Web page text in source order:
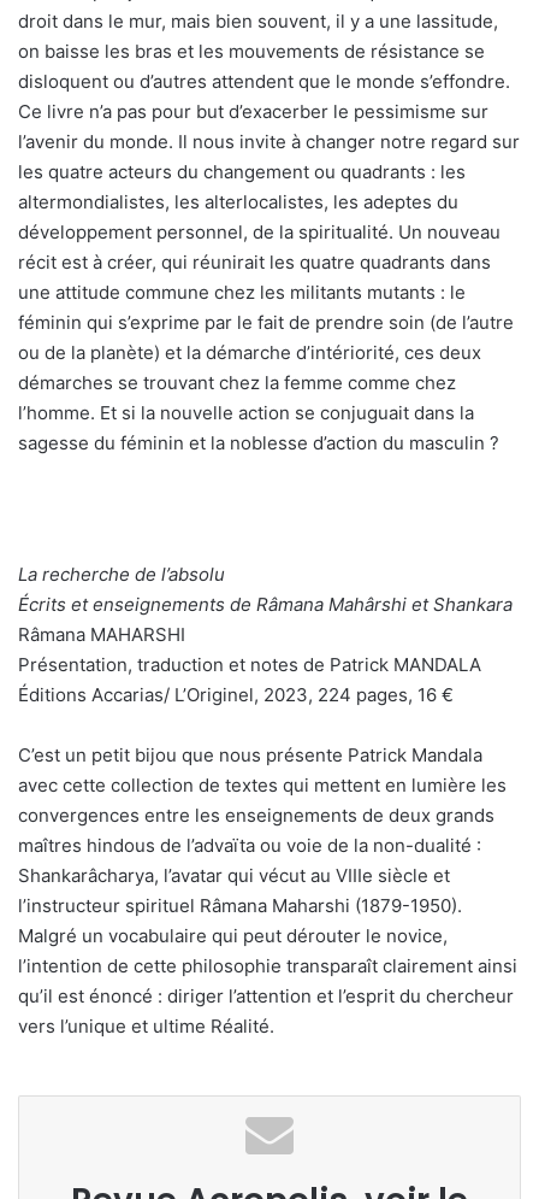
droit dans le mur, mais bien souvent, il y a une lassitude,
on baisse les bras et les mouvements de résistance se
disloquent ou d’autres attendent que le monde s’effondre.
Ce livre n’a pas pour but d’exacerber le pessimisme sur
l’avenir du monde. Il nous invite à changer notre regard sur
les quatre acteurs du changement ou quadrants : les
altermondialistes, les alterlocalistes, les adeptes du
développement personnel, de la spiritualité. Un nouveau
récit est à créer, qui réunirait les quatre quadrants dans
une attitude commune chez les militants mutants : le
féminin qui s’exprime par le fait de prendre soin (de l’autre
ou de la planète) et la démarche d’intériorité, ces deux
démarches se trouvant chez la femme comme chez
l’homme. Et si la nouvelle action se conjuguait dans la
sagesse du féminin et la noblesse d’action du masculin ?
La recherche de l’absolu
Écrits et enseignements de Râmana Mahârshi et Shankara
Râmana MAHARSHI
Présentation, traduction et notes de Patrick MANDALA
Éditions Accarias/ L’Originel, 2023, 224 pages, 16 €
C’est un petit bijou que nous présente Patrick Mandala
avec cette collection de textes qui mettent en lumière les
convergences entre les enseignements de deux grands
maîtres hindous de l’advaïta ou voie de la non-dualité :
Shankarâcharya, l’avatar qui vécut au VIIIe siècle et
l’instructeur spirituel Râmana Maharshi (1879-1950).
Malgré un vocabulaire qui peut dérouter le novice,
l’intention de cette philosophie transparaît clairement ainsi
qu’il est énoncé : diriger l’attention et l’esprit du chercheur
vers l’unique et ultime Réalité.